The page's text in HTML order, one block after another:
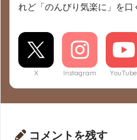
れど「のんびり気楽に」を口
X Instagram YouTube
コメントを残す